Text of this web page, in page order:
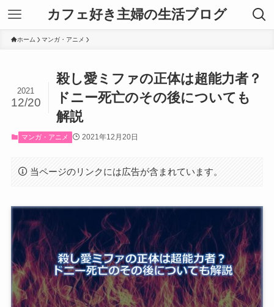
カフェ好き主婦の生活ブログ
ホーム マンガ・アニメ
殺し愛ミファの正体は超能力者？
ドニー死亡のその後についても
解説
2021
12/20
マンガ・アニメ 2021年12月20日
当ページのリンクには広告が含まれています。